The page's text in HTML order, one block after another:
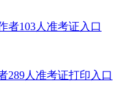
者103人准考证入口
289人准考证打印入口